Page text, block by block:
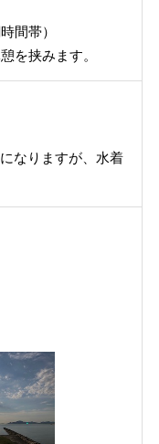
間帯）
を挟みます。
なりますが、水着